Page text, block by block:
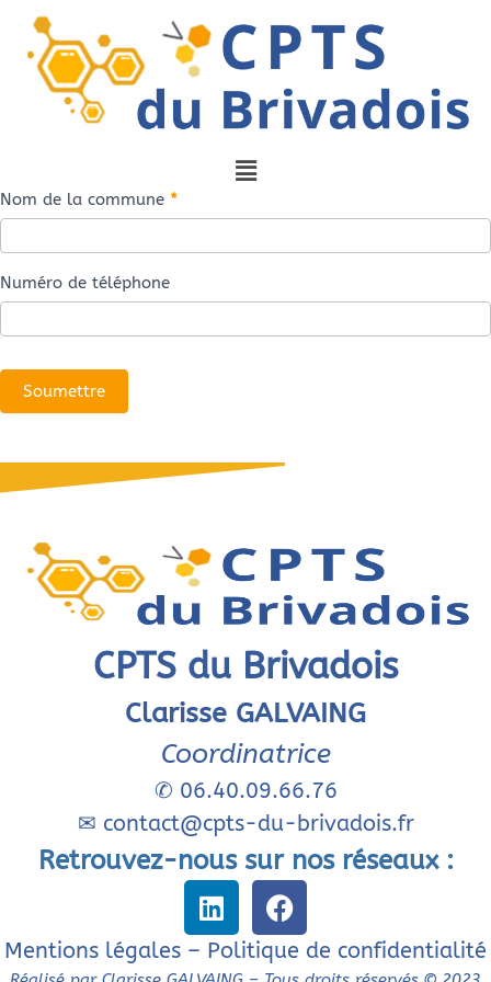
Recherche
commune
Nom de la commune *
Numéro de téléphone
Soumettre
CPTS du Brivadois
Clarisse GALVAING
Coordinatrice
✆ 06.40.09.66.76
✉ contact@cpts-du-brivadois.fr
Retrouvez-nous sur nos réseaux :
Mentions légales – Politique de confidentialité